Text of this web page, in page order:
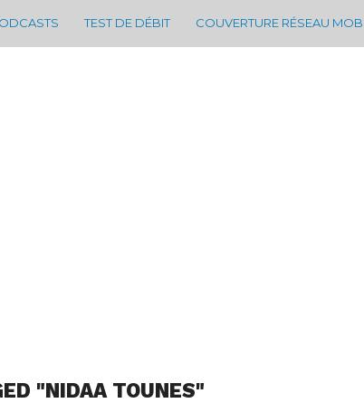
TEST DE DÉBIT COUVERTURE RÉSEAU
"NIDAA TOUNES"